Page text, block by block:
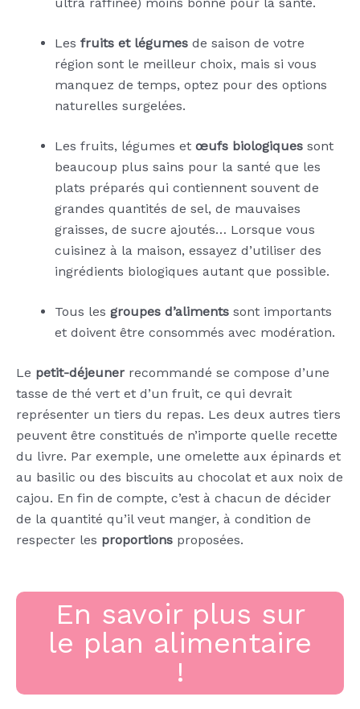
Les fruits et légumes de saison de votre
région sont le meilleur choix, mais si vous
manquez de temps, optez pour des options
naturelles surgelées.
Les fruits, légumes et œufs biologiques sont
beaucoup plus sains pour la santé que les
plats préparés qui contiennent souvent de
grandes quantités de sel, de mauvaises
graisses, de sucre ajoutés… Lorsque vous
cuisinez à la maison, essayez d’utiliser des
ingrédients biologiques autant que possible.
Tous les groupes d’aliments sont importants
et doivent être consommés avec modération.
Le petit-déjeuner recommandé se compose d’une
tasse de thé vert et d’un fruit, ce qui devrait
représenter un tiers du repas. Les deux autres tiers
peuvent être constitués de n’importe quelle recette
du livre. Par exemple, une omelette aux épinards et
au basilic ou des biscuits au chocolat et aux noix de
cajou. En fin de compte, c’est à chacun de décider
de la quantité qu’il veut manger, à condition de
respecter les proportions proposées.
En savoir plus sur
le plan alimentaire
!